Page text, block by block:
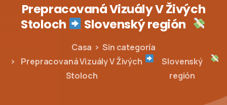
PrepracovanáVizuályVŽivých
Stoloch
Slovenskýregión
Casa
Sin categoría
Prepracovaná Vizuály V Živých
Stoloch
Slovenský
región